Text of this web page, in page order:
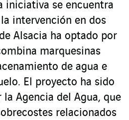
iniciativa se encuentra
intervención en dos
Alsacia ha optado por
marquesinas
de agua e
El proyecto ha sido
Agencia del Agua, que
relacionados